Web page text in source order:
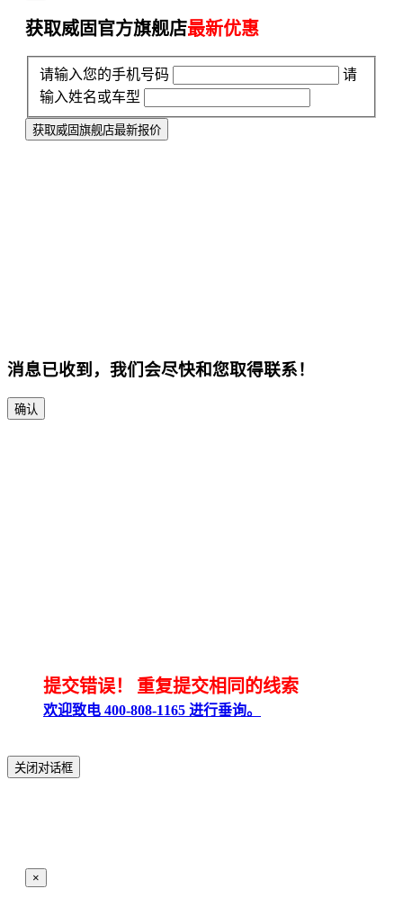
获取威固官方旗舰店最新优惠
请输入您的手机号码
请
输入姓名或车型
获取威固旗舰店最新报价
消息已收到，我们会尽快和您取得联系！
确认
提交错误！ 重复提交相同的线索
欢迎致电 400-808-1165 进行垂询。
关闭对话框
×